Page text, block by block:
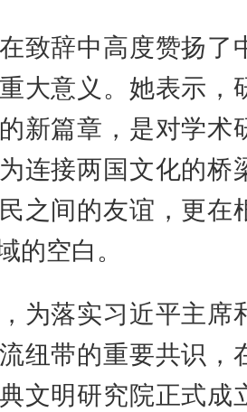
辞中高度赞扬了
大意义。她表示，
新篇章，是对学术
连接两国文化的桥
之间的友谊，更在
的空白。
落实习近平主席
纽带的重要共识，
文明研究院正式成